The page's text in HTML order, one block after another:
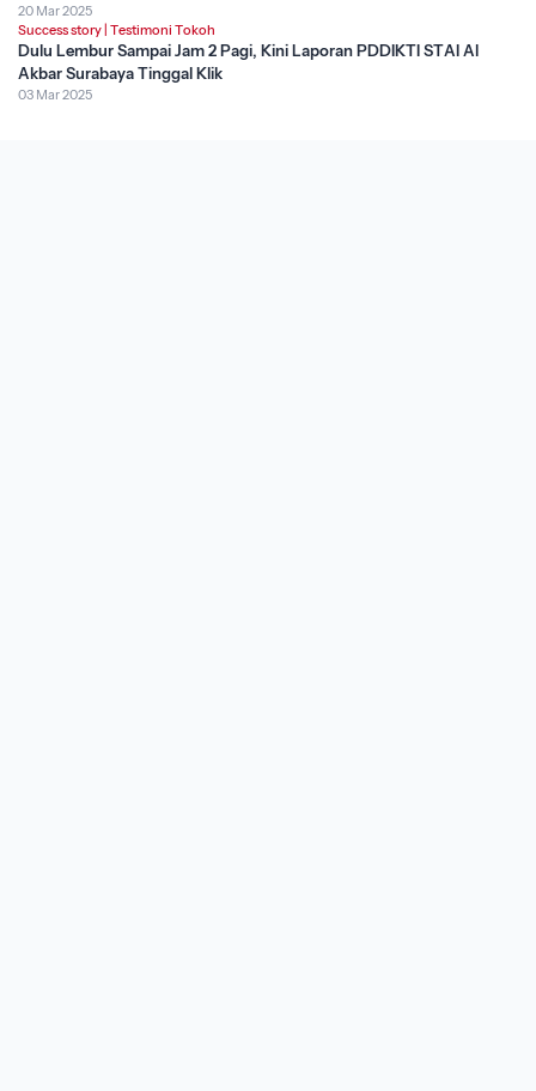
20 Mar 2025
Success story | Testimoni Tokoh
Dulu Lembur Sampai Jam 2 Pagi, Kini Laporan PDDIKTI STAI Al
Akbar Surabaya Tinggal Klik
03 Mar 2025